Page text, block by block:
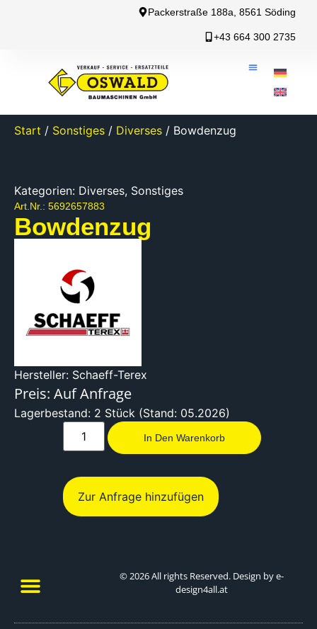
+43 664 300 2735
Packerstraße 188a, 8561 Söding
Start / Sonstiges / Diverses / Bowdenzug
Kategorien: Diverses, Sonstiges
Art.Nr.: 5692657883
Bowdenzug
Hersteller: Schaeff-Terex
Preis: Auf Anfrage
Lagerbestand: 2 Stück (Stand: 05.2026)
In Den Warenkorb
Zur Anfrage hinzufügen
© 2026 All rights Reserved. Design by e-
design4all.at